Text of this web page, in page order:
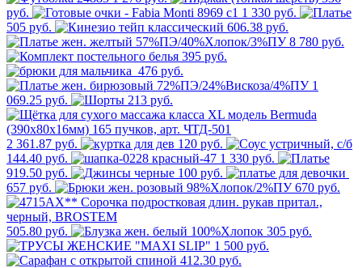
руб.
1 330 руб.
505 руб.
606.38 руб.
8 780 руб.
395 руб.
476 руб.
1
069.25 руб.
213 руб.
2 361.87 руб.
120 руб.
144.40 руб.
1 330 руб.
919.50 руб.
100 руб.
657 руб.
670 руб.
505.80 руб.
305 руб.
1 500 руб.
412.30 руб.